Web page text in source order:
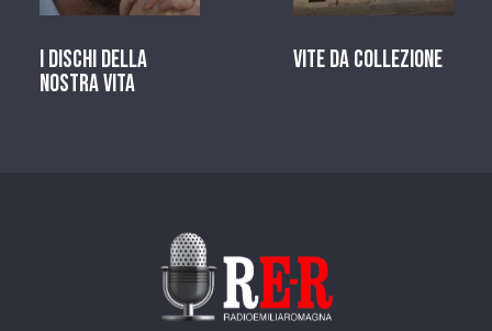
I dischi della
nostra vita
Vite da Collezione